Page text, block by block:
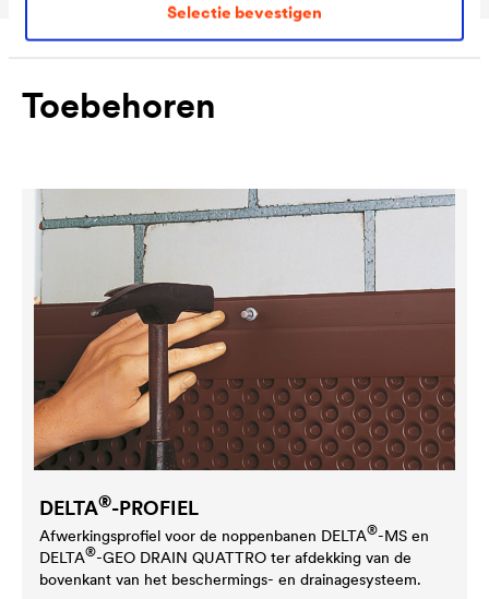
Selectie bevestigen
Toebehoren
DELTA®-PROFIEL
Afwerkingsprofiel voor de noppenbanen DELTA®-MS en
DELTA®-GEO DRAIN QUATTRO ter afdekking van de
bovenkant van het beschermings- en drainagesysteem.